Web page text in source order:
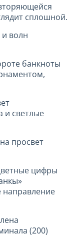
сплошной.
волн
банкноты
и светлые
на просвет
цифры
(200)